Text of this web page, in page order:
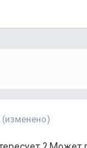
(изменено)